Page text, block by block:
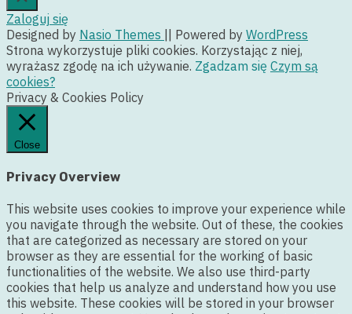
Zaloguj się
Designed by Nasio Themes || Powered by WordPress
Strona wykorzystuje pliki cookies. Korzystając z niej,
wyrażasz zgodę na ich używanie. Zgadzam się Czym są
cookies?
Privacy & Cookies Policy
Close
Privacy Overview
This website uses cookies to improve your experience while
you navigate through the website. Out of these, the cookies
that are categorized as necessary are stored on your
browser as they are essential for the working of basic
functionalities of the website. We also use third-party
cookies that help us analyze and understand how you use
this website. These cookies will be stored in your browser